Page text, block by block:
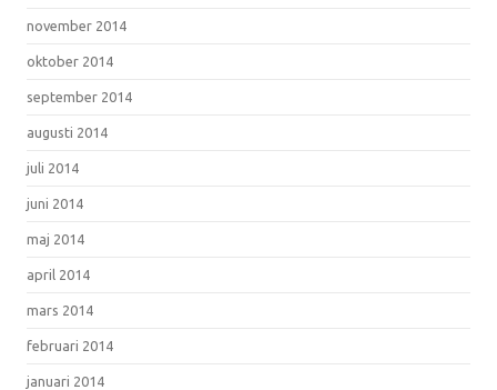
november 2014
oktober 2014
september 2014
augusti 2014
juli 2014
juni 2014
maj 2014
april 2014
mars 2014
februari 2014
januari 2014